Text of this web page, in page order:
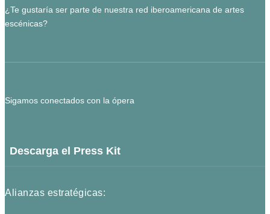
¿Te gustaría ser parte de nuestra red iberoamericana de artes
escénicas?
Sigamos conectados con la ópera
Descarga el Press Kit
Alianzas estratégicas: